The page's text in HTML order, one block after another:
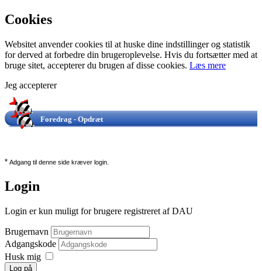
Cookies
Websitet anvender cookies til at huske dine indstillinger og statistik
for derved at forbedre din brugeroplevelse. Hvis du fortsætter med at
bruge sitet, accepterer du brugen af disse cookies. Læs mere
Jeg accepterer
Foredrag - Opdræt
* Adgang til denne side kræver login.
Login
Login er kun muligt for brugere registreret af DAU
Brugernavn
Adgangskode
Husk mig
Log på